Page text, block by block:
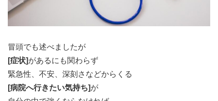
冒頭でも述べましたが
[症状]があるにも関わらず
緊急性、不安、深刻さなどからくる
[病院へ行きたい気持ち]が